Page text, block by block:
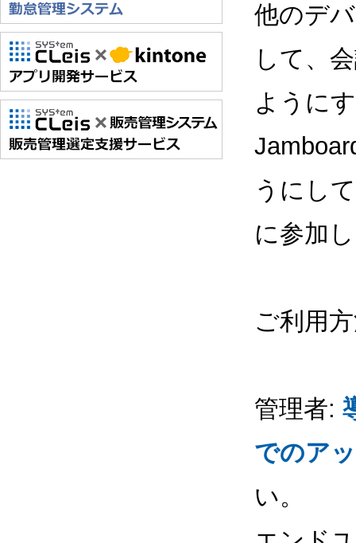
他のデ
して、
ように
うにし
に参加
ご利用
管理者:
でのア
い。